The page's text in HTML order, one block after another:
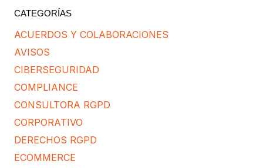
CATEGORÍAS
ACUERDOS Y COLABORACIONES
AVISOS
CIBERSEGURIDAD
COMPLIANCE
CONSULTORA RGPD
CORPORATIVO
DERECHOS RGPD
ECOMMERCE